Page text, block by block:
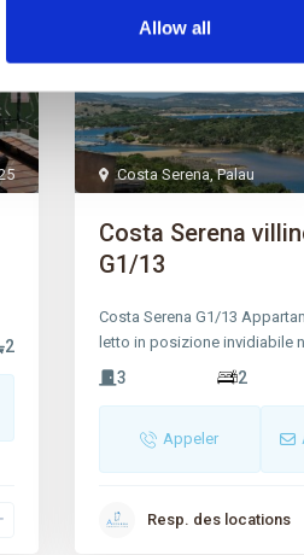
Allow all
2
Costa Serena,Palau
Costa Serena
G1/13
Costa Serena G1/13
letto in posizione invidiabile
3 2
Appeler
Resp. des locations